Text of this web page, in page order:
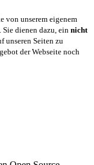
von unserem eigenem
dienen dazu, ein nicht
unseren Seiten zu
der Webseite noch